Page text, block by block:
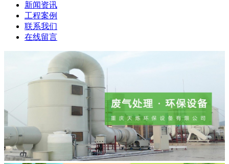
新闻资讯
工程案例
联系我们
在线留言